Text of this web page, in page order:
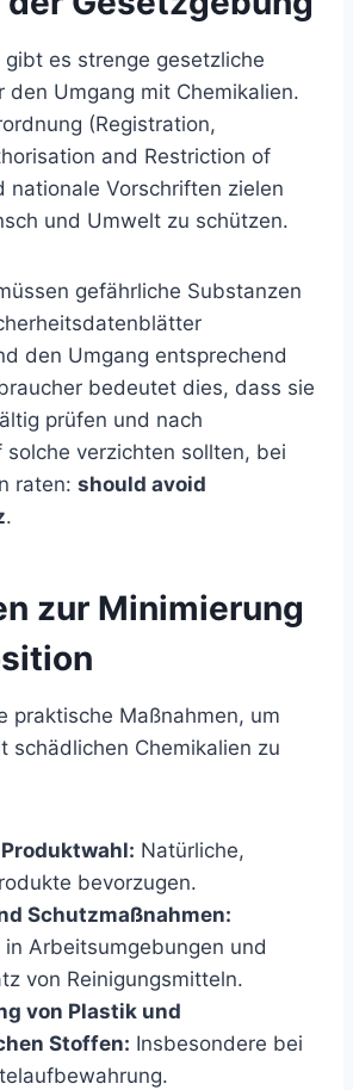
gibt es strenge gesetzliche
den Umgang mit Chemikalien.
(Registration,
and Restriction of
nationale Vorschriften zielen
und Umwelt zu schützen.
gefährliche Substanzen
den Umgang entsprechend
bedeutet dies, dass sie
prüfen und nach
solche verzichten sollten, bei
raten: should avoid
.
zur Minimierung
praktische Maßnahmen, um
schädlichen Chemikalien zu
Natürliche,
bevorzugen.
Schutzmaßnahmen:
in Arbeitsumgebungen und
von Reinigungsmitteln.
von Plastik und
Stoffen: Insbesondere bei